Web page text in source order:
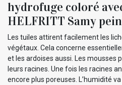
hydrofuge coloré
HELFRITT Samy
Les tuiles attirent facilement les
végétaux. Cela concerne
et les ardoises aussi. Les mousses
leurs racines. Une fois les racines
encore plus poreuses. L’humidité